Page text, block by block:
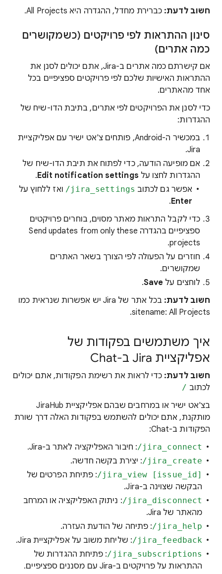
חשוב לדעת: כברירת מחדל, ההגדרה היא All Projects.
סינון ההתראות לפי פרויקטים (כשמקושרים
כמה אתרים)
אם קישרתם כמה אתרים ב-Jira, אתם יכולים לסנן את
ההתראות האישיות שלכם לפי פרויקטים ספציפיים בכל
אחד מהאתרים.
כדי לסנן את הפרויקטים לפי אתרים, בתיבת הדו-שיח של
ההגדרות:
במכשיר ה-Android, פותחים צ'אט ישיר עם אפליקציית
Jira.
אם מופיעה הודעה, כדי לפתוח את תיבת הדו-שיח של
ההגדרות לחצו על Edit notification settings
.
אפשר גם לכתוב ‎/jira_settings ואז ללחוץ על
Enter
.
כדי לקבל התראות מאתר מסוים, בוחרים פרויקטים
ספציפיים בהגדרה Send updates from only these
projects.
חוזרים על הפעולה לפי הצורך בשאר האתרים
שמקושרים.
לוחצים על Save
.
חשוב לדעת:
בכל אתר של Jira יש אפשרות שנראית כמו
sitename: All Projects.
איך משתמשים בפקודות של
אפליקציית Jira ב-Chat
חשוב לדעת: כדי לראות את רשימת הפקודות, אתם יכולים
לכתוב /
בצ'אט ישיר או במרחבים שבהם אפליקציית JiraHub
מותקנת, אתם יכולים להשתמש בפקודות האלה דרך שורת
הפקודות ב-Chat:
‎/jira_connect: חיבור האפליקציה לאתר ב-Jira.
‎/jira_create: יצירת בקשה חדשה.
‎/jira_view [issue_id]: פתיחת הפרטים של
הבקשה שצוינה ב-Jira.
‎/jira_disconnect: ניתוק האפליקציה או המרחב
מהאתר של Jira.
‎/jira_help: פתיחה של הודעת העזרה.
‎/jira_feedback: שליחת משוב על אפליקציית Jira.
‎/jira_subscriptions: פתיחת ההגדרות של
ההתראות על פרויקטים ב-Jira עם מסננים ספציפיים.